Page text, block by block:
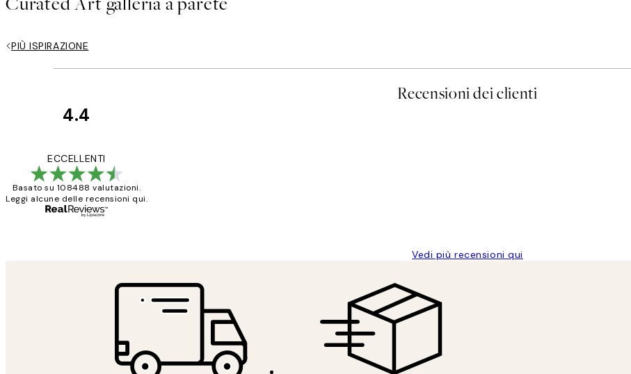
PIÙ ISPIRAZIONE
Recensioni dei clienti
4.4
ECCELLENTI
Basato su 108488 valutazioni.
Leggi alcune delle recensioni qui.
Vedi più recensioni qui